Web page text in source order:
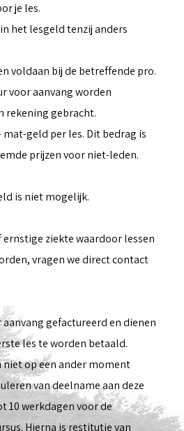
je les.
het lesgeld tenzij anders
voldaan bij de betreffende pro.
voor aanvang worden
rekening gebracht.
geld per les. Dit bedrag is
prijzen voor niet-leden.
is niet mogelijk.
ernstige ziekte waardoor lessen
vragen we direct contact
gefactureerd en dienen
les te worden betaald.
niet op een ander moment
van deelname aan deze
10 werkdagen voor de
Hierna is restitutie van